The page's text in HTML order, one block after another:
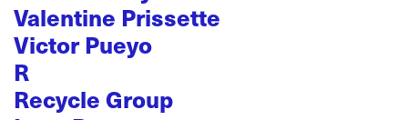
Valentine Prissette
Victor Pueyo
R
Recycle Group